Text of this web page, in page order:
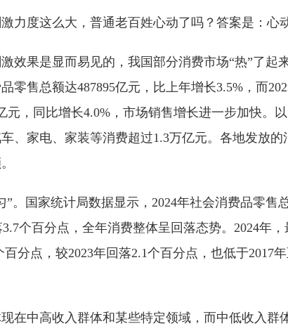
力度这么大，普通老百姓心动了吗？答案是：心
效果是显而易见的，我国部分消费市场“热”了起
零售总额达487895亿元，比上年增长3.5%，而
元，同比增长4.0%，市场销售增长进一步加快。
、家电、家装等消费超过1.3万亿元。各地发放
。国家统计局数据显示，2024年社会消费品零售
3.7个百分点，全年消费整体呈回落态势。2024年
分点，较2023年回落2.1个百分点，也低于2017
在中高收入群体和某些特定领域，而中低收入群